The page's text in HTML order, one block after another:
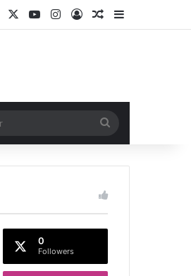
YouTubeInstagram
Log InRandom Article
Sidebar
for
0
Followers